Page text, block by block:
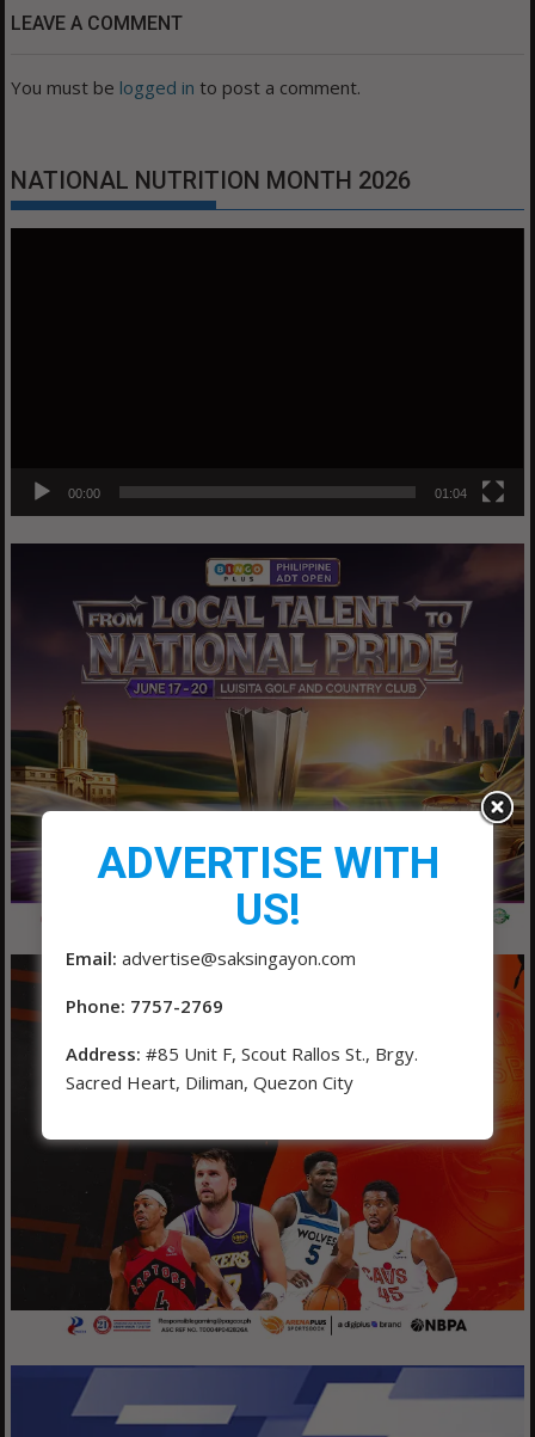
LEAVE A COMMENT
You must be logged in to post a comment.
NATIONAL NUTRITION MONTH 2026
00:00 01:04
ADVERTISE WITH
US!
Email: advertise@saksingayon.com
Phone: 7757-2769
Address: #85 Unit F, Scout Rallos St., Brgy.
Sacred Heart, Diliman, Quezon City